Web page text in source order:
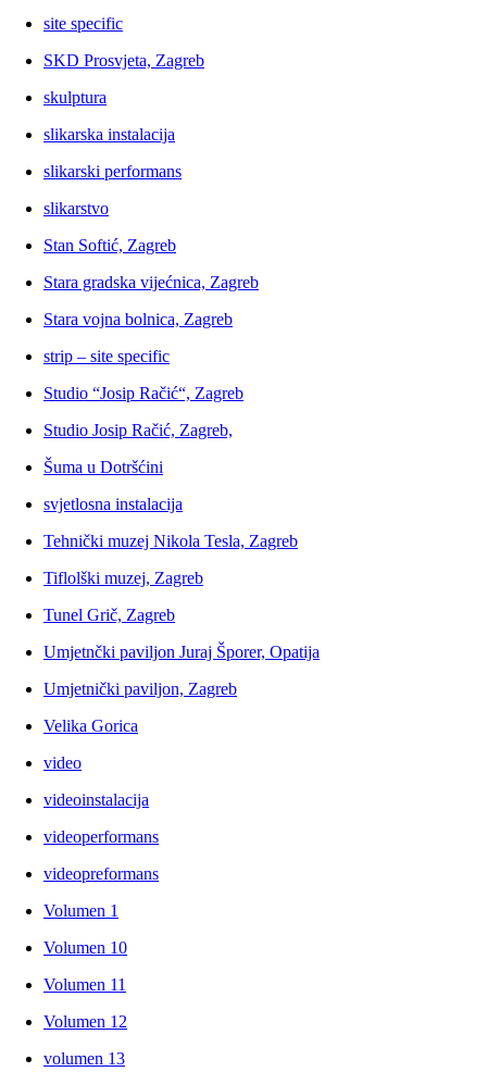
site specific
SKD Prosvjeta, Zagreb
skulptura
slikarska instalacija
slikarski performans
slikarstvo
Stan Softić, Zagreb
Stara gradska vijećnica, Zagreb
Stara vojna bolnica, Zagreb
strip – site specific
Studio “Josip Račić“, Zagreb
Studio Josip Račić, Zagreb,
Šuma u Dotršćini
svjetlosna instalacija
Tehnički muzej Nikola Tesla, Zagreb
Tiflolški muzej, Zagreb
Tunel Grič, Zagreb
Umjetnčki paviljon Juraj Šporer, Opatija
Umjetnički paviljon, Zagreb
Velika Gorica
video
videoinstalacija
videoperformans
videopreformans
Volumen 1
Volumen 10
Volumen 11
Volumen 12
volumen 13